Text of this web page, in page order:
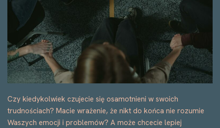
Czy kiedykolwiek czujecie się osamotnieni w swoich
trudnościach? Macie wrażenie, że nikt do końca nie rozumie
Waszych emocji i problemów? A może chcecie lepiej